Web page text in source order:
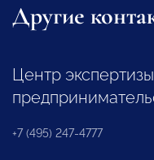
Другие
Центр
+7 (495) 247-4777